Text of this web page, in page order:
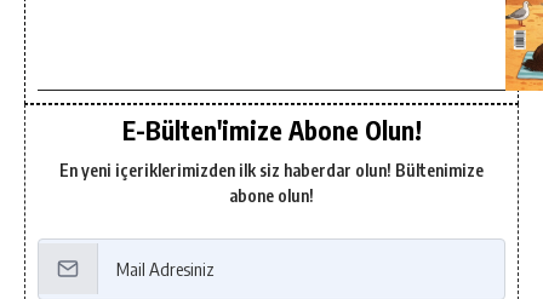
E-Bülten'imize Abone Olun!
En yeni içeriklerimizden ilk siz haberdar olun! Bültenimize
abone olun!